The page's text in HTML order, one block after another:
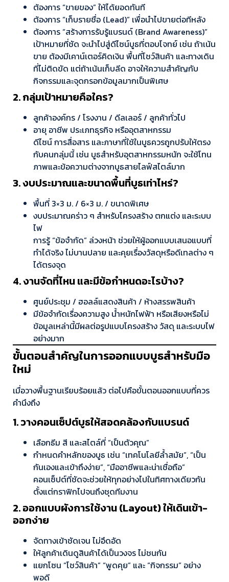
ต้องการ “ขายของ” ให้ได้ยอดทันที
ต้องการ “เก็บรายชื่อ (Lead)” เพื่อนำไปขายต่อทีหลัง
ต้องการ “สร้างการรับรู้แบรนด์ (Brand Awareness)”
เป้าหมายที่ชัด จะนำไปสู่ดีไซน์บูธที่ตอบโจทย์ เช่น ถ้าเน้น
ขาย ต้องมีเคาน์เตอร์คิดเงิน พื้นที่โชว์สินค้า และทางเดิน
ที่ไม่ติดขัด แต่ถ้าเน้นเก็บลีด อาจให้ความสำคัญกับ
กิจกรรมและจุดกรอกข้อมูลมากเป็นพิเศษ
2. กลุ่มเป้าหมายคือใคร?
ลูกค้าองค์กร / โรงงาน / ดีลเลอร์ / ลูกค้าทั่วไป
อายุ อาชีพ ประเภทธุรกิจ หรืออุตสาหกรรม
ดีไซน์ การสื่อสาร และภาษาที่ใช้ในบูธควรถูกปรับให้ตรง
กับคนกลุ่มนี้ เช่น บูธสำหรับอุตสาหกรรมหนัก จะใช้โทน
ภาพและข้อความต่างจากบูธสายไลฟ์สไตล์มาก
3. งบประมาณและขนาดพื้นที่บูธเท่าไหร่?
พื้นที่ 3×3 ม. / 6×3 ม. / ขนาดพิเศษ
งบประมาณคร่าว ๆ สำหรับโครงสร้าง ตกแต่ง และระบบ
ไฟ
การรู้ “ข้อจำกัด” ล่วงหน้า ช่วยให้ผู้ออกแบบเสนอแบบที่
ทำได้จริง ไม่บานปลาย และคุยเรื่องวัสดุหรือดีเทลต่าง ๆ
ได้ตรงจุด
4. งานจัดที่ไหน และมีข้อกำหนดอะไรบ้าง?
ศูนย์ประชุม / ฮอลล์แสดงสินค้า / ห้างสรรพสินค้า
มีข้อจำกัดเรื่องความสูง น้ำหนักไฟฟ้า หรือเสียงหรือไม่
ข้อมูลเหล่านี้มีผลต่อรูปแบบโครงสร้าง วัสดุ และระบบไฟ
อย่างมาก
ขั้นตอนสำคัญในการออกแบบบูธสำหรับมือ
ใหม่
เมื่อวางพื้นฐานเรียบร้อยแล้ว ต่อไปคือขั้นตอนออกแบบที่ควร
คำนึงถึง
1. วางคอนเซ็ปต์บูธให้สอดคล้องกับแบรนด์
เลือกธีม สี และสไตล์ที่ “เป็นตัวคุณ”
กำหนดคำหลักของบูธ เช่น “เทคโนโลยีล้ำสมัย”, “เป็น
กันเองและเข้าถึงง่าย”, “มืออาชีพและน่าเชื่อถือ”
คอนเซ็ปต์ที่ชัดจะช่วยให้ทุกอย่างไปในทิศทางเดียวกัน
ตั้งแต่กราฟิกไปจนถึงชุดทีมงาน
2. ออกแบบผังการใช้งาน (Layout) ให้เดินเข้า-
ออกง่าย
จัดทางเข้าชัดเจน ไม่อึดอัด
ให้ลูกค้าเดินดูสินค้าได้เป็นวงจร ไม่ชนกัน
แยกโซน “โชว์สินค้า” “พูดคุย” และ “กิจกรรม” อย่าง
พอดี